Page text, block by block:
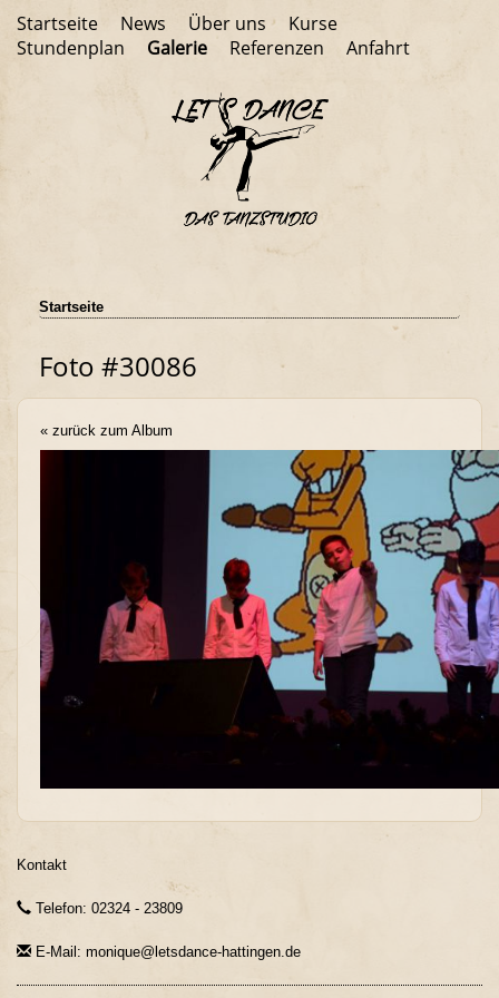
Startseite News Über uns
Kurse
Stundenplan
Galerie Referenzen Anfahrt
Startseite
Foto #30086
« zurück zum Album
Kontakt
Telefon: 02324 - 23809
E-Mail: monique@letsdance-hattingen.de